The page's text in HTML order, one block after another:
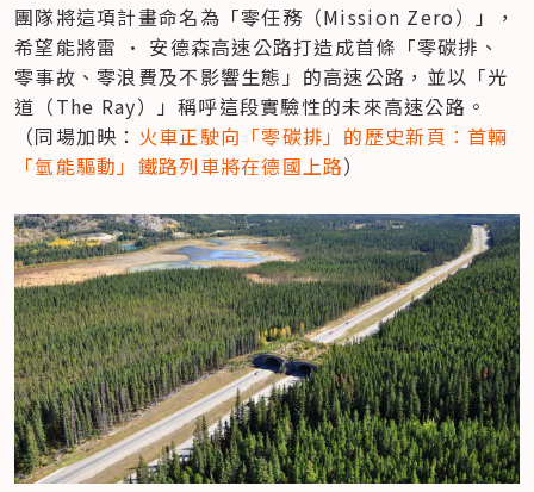
團隊將這項計畫命名為「零任務（Mission Zero）」，
希望能將雷 • 安德森高速公路打造成首條「零碳排、
零事故、零浪費及不影響生態」的高速公路，並以「光
道（The Ray）」稱呼這段實驗性的未來高速公路。
（同場加映： 火車正駛向「零碳排」的歷史新頁：首輛
「氫能驅動」鐵路列車將在德國上路）